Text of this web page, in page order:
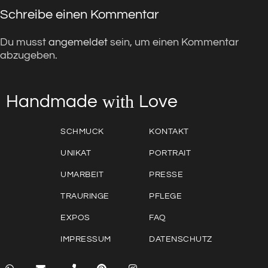
Schreibe einen Kommentar
Du musst angemeldet sein, um einen Kommentar
abzugeben.
Handmade with Love
SCHMUCK
UNIKAT
UMARBEIT
TRAURINGE
EXPOS
IMPRESSUM
KONTAKT
PORTRAIT
PRESSE
PFLEGE
FAQ
DATENSCHUTZ